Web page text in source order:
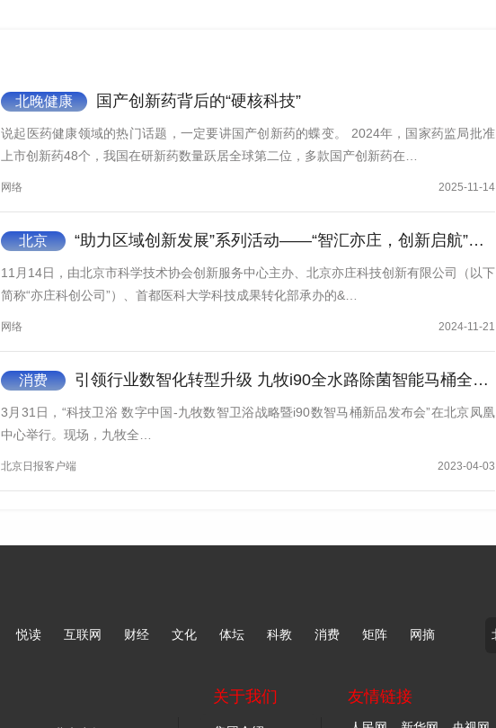
北晚健康 国产创新药背后的“硬核科技”
说起医药健康领域的热门话题，一定要讲国产创新药的蝶变。 2024年，国家药监局批准
上市创新药48个，我国在研新药数量跃居全球第二位，多款国产创新药在…
网络 2025-11-14
北京 “助力区域创新发展”系列活动——“智汇亦庄，创新启航”技术转移大会暨首都医科大学创新成果发布会举办
11月14日，由北京市科学技术协会创新服务中心主办、北京亦庄科技创新有限公司（以下
简称“亦庄科创公司”）、首都医科大学科技成果转化部承办的&…
网络 2024-11-21
消费 引领行业数智化转型升级 九牧i90全水路除菌智能马桶全球首发
3月31日，“科技卫浴 数字中国-九牧数智卫浴战略暨i90数智马桶新品发布会”在北京凤凰
中心举行。现场，九牧全…
北京日报客户端 2023-04-03
悦读 互联网 财经 文化 体坛 科教 消费 矩阵 网摘
关于我们 友情链接